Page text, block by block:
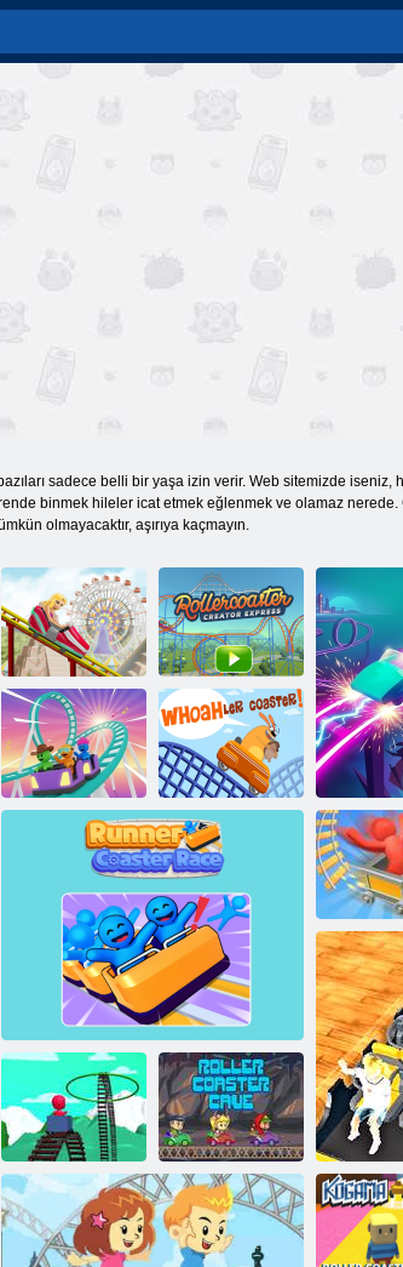
sadece belli bir yaşa izin verir. Web sitemizde
binmek hileler icat etmek eğlenmek ve olamaz
olmayacaktır, aşırıya kaçmayın.
Thrill Rush 5
Rollercoaster
Creator Express
Lunapark Hız
Whoa Bırak
Koşucu Hız Treni Yarışı
Heyecan
Treni
Lunapark hız
treni
Hız Treni
Mağarası